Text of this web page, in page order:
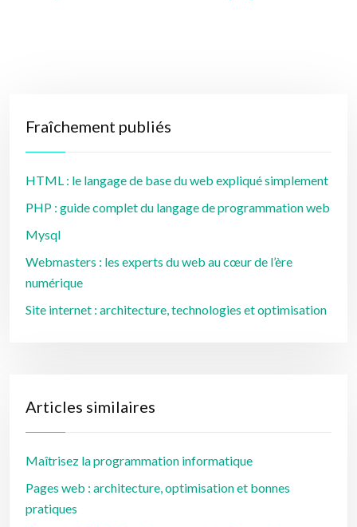
Fraîchement publiés
HTML : le langage de base du web expliqué simplement
PHP : guide complet du langage de programmation web
Mysql
Webmasters : les experts du web au cœur de l’ère
numérique
Site internet : architecture, technologies et optimisation
Articles similaires
Maîtrisez la programmation informatique
Pages web : architecture, optimisation et bonnes
pratiques